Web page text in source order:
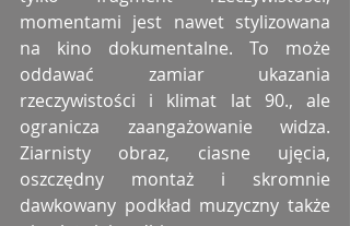
momentami jest nawet stylizowana
na kino dokumentalne. To może
oddawać zamiar ukazania
rzeczywistości i klimat lat 90., ale
ogranicza zaangażowanie widza.
Ziarnisty obraz, ciasne ujęcia,
oszczędny montaż i skromnie
dawkowany podkład muzyczny także